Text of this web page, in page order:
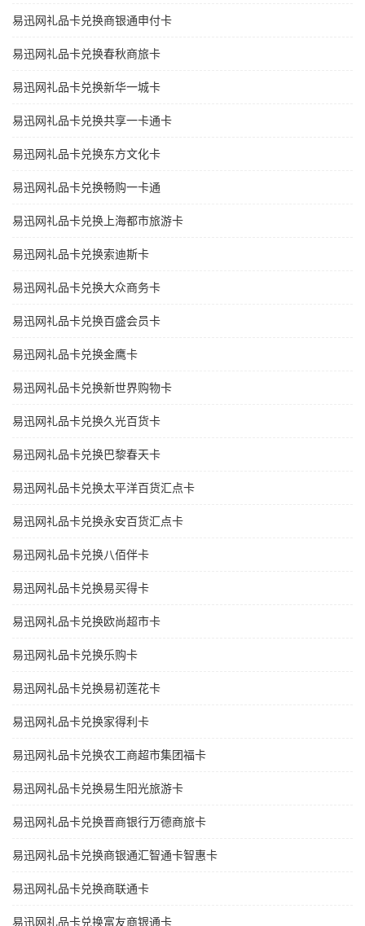
易迅网礼品卡兑换商银通申付卡
易迅网礼品卡兑换春秋商旅卡
易迅网礼品卡兑换新华一城卡
易迅网礼品卡兑换共享一卡通卡
易迅网礼品卡兑换东方文化卡
易迅网礼品卡兑换畅购一卡通
易迅网礼品卡兑换上海都市旅游卡
易迅网礼品卡兑换索迪斯卡
易迅网礼品卡兑换大众商务卡
易迅网礼品卡兑换百盛会员卡
易迅网礼品卡兑换金鹰卡
易迅网礼品卡兑换新世界购物卡
易迅网礼品卡兑换久光百货卡
易迅网礼品卡兑换巴黎春天卡
易迅网礼品卡兑换太平洋百货汇点卡
易迅网礼品卡兑换永安百货汇点卡
易迅网礼品卡兑换八佰伴卡
易迅网礼品卡兑换易买得卡
易迅网礼品卡兑换欧尚超市卡
易迅网礼品卡兑换乐购卡
易迅网礼品卡兑换易初莲花卡
易迅网礼品卡兑换家得利卡
易迅网礼品卡兑换农工商超市集团福卡
易迅网礼品卡兑换易生阳光旅游卡
易迅网礼品卡兑换晋商银行万德商旅卡
易迅网礼品卡兑换商银通汇智通卡智惠卡
易迅网礼品卡兑换商联通卡
易迅网礼品卡兑换富友商银通卡